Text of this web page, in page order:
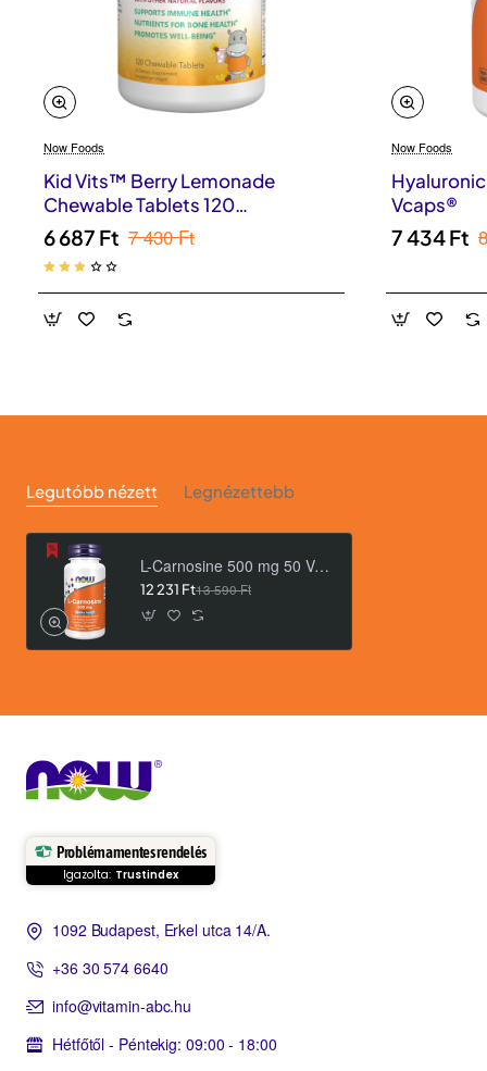
Now Foods
Kid Vits™ Berry Lemonade
Chewable Tablets 120
vegetáriánus rágótabletta
6 687 Ft 7 430 Ft
Now Foods
Vcaps®
7 434 Ft
Legutóbb nézett Legnézettebb
L-Carnosine 500 mg 50 Veg Capsules
12 231 Ft13 590 Ft
Problémamentes rendelés
Igazolta: Trustindex
1092 Budapest, Erkel utca 14/A.
+36 30 574 6640
info@vitamin-abc.hu
Hétfőtől - Péntekig: 09:00 - 18:00